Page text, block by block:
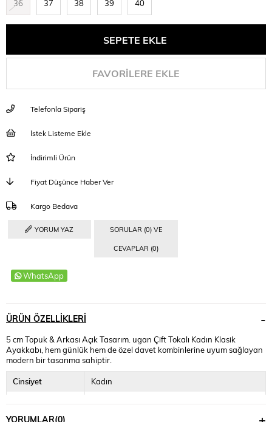
36 37 38 39 40
FAVORILERE EKLE
Telefonla Sipariş
İstek Listeme Ekle
İndirimli Ürün
Fiyat Düşünce Haber Ver
Kargo Bedava
YORUM YAZ SORULAR (0) VE
CEVAPLAR (0)
WhatsApp
ÜRÜN ÖZELLIKLERI
5 cm Topuk & Arkası Açık Tasarım. ugan Çift Tokalı Kadın Klasik
Ayakkabı, hem günlük hem de özel davet kombinlerine uyum sağlayan
modern bir tasarıma sahiptir.
Cinsiyet
Kadın
YORUMLAR(0)